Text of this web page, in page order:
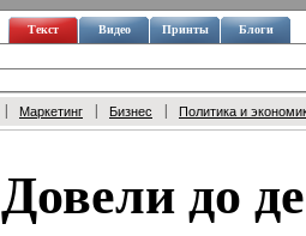
Текст Видео Принты Блоги
Маркетинг Бизнес Политика и
Довели до